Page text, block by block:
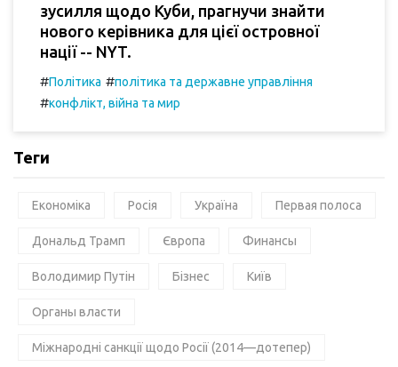
зусилля щодо Куби, прагнучи знайти
нового керівника для цієї островної
нації -- NYT.
#Політика #політика та державне управління
#конфлікт, війна та мир
Теги
Економіка Росія Україна Первая полоса
Дональд Трамп Європа Финансы
Володимир Путін Бізнес Київ
Органы власти
Міжнародні санкції щодо Росії (2014—дотепер)